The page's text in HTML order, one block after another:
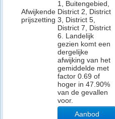
Afwijkende
prijszetting
1, Buitengebied,
District 2, District
3, District 5,
District 7, District
6. Landelijk
gezien komt een
dergelijke
afwijking van het
gemiddelde met
factor 0.69 of
hoger in 47.90%
van de gevallen
voor.
Aanbod